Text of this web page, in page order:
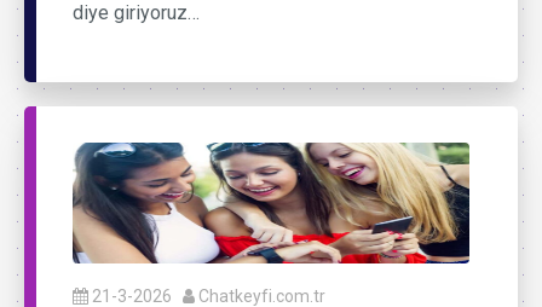
diye giriyoruz…
21-3-2026 Chatkeyfi.com.tr